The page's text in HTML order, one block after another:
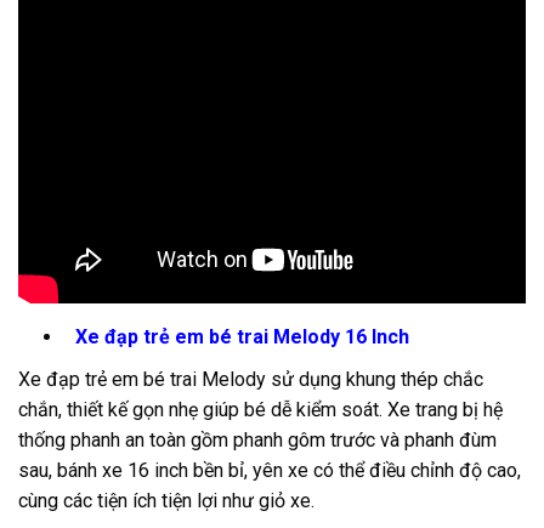
Xe đạp trẻ em bé trai Melody 16 Inch
Xe đạp trẻ em bé trai Melody sử dụng khung thép chắc
chắn, thiết kế gọn nhẹ giúp bé dễ kiểm soát. Xe trang bị hệ
thống phanh an toàn gồm phanh gôm trước và phanh đùm
sau, bánh xe 16 inch bền bỉ, yên xe có thể điều chỉnh độ cao,
cùng các tiện ích tiện lợi như giỏ xe.